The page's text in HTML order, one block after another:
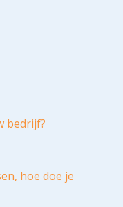
bedrijf?
hoe doe je